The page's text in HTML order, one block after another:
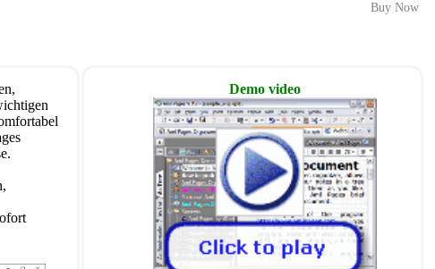
Buy Now
Demo video